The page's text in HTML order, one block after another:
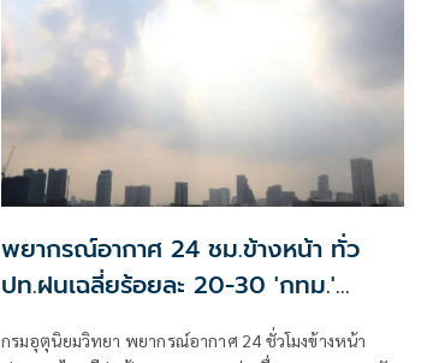
พยากรณ์อากาศ 24 ชม.ข้างหน้า ทั่ว
ปท.ฝนเฉลี่ยร้อยละ 20-30 'กทม.'
กรมอุตุนิยมวิทยา พยากรณ์อากาศ 24 ชั่วโมงข้างหน้า